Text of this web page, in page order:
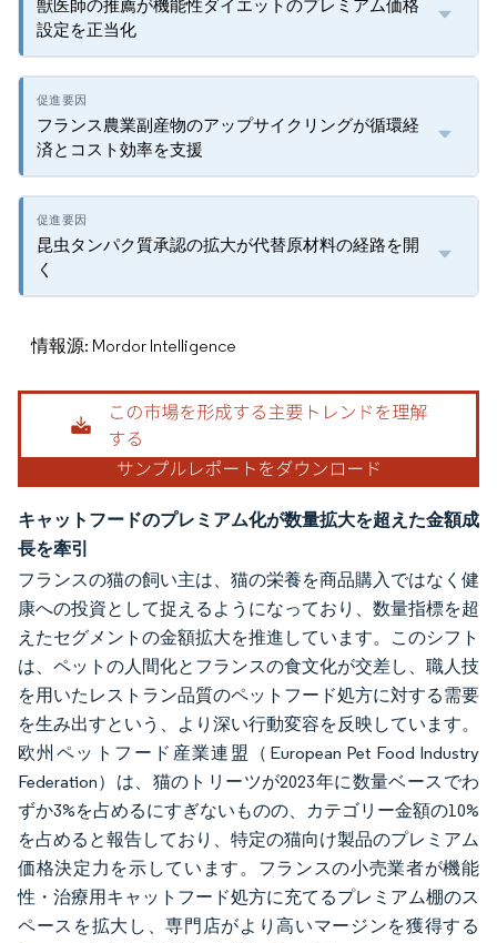
獣医師の推薦が機能性ダイエットのプレミアム価格
設定を正当化
フランス農業副産物のアップサイクリングが循環経
済とコスト効率を支援
昆虫タンパク質承認の拡大が代替原材料の経路を開
く
情報源: Mordor Intelligence
キャットフードのプレミアム化が数量拡大を超えた金額成
長を牽引
フランスの猫の飼い主は、猫の栄養を商品購入ではなく健
康への投資として捉えるようになっており、数量指標を超
えたセグメントの金額拡大を推進しています。このシフト
は、ペットの人間化とフランスの食文化が交差し、職人技
を用いたレストラン品質のペットフード処方に対する需要
を生み出すという、より深い行動変容を反映しています。
欧州ペットフード産業連盟（European Pet Food Industry
Federation）は、猫のトリーツが2023年に数量ベースでわ
ずか3%を占めるにすぎないものの、カテゴリー金額の10%
を占めると報告しており、特定の猫向け製品のプレミアム
価格決定力を示しています。フランスの小売業者が機能
性・治療用キャットフード処方に充てるプレミアム棚のス
ペースを拡大し、専門店がより高いマージンを獲得する